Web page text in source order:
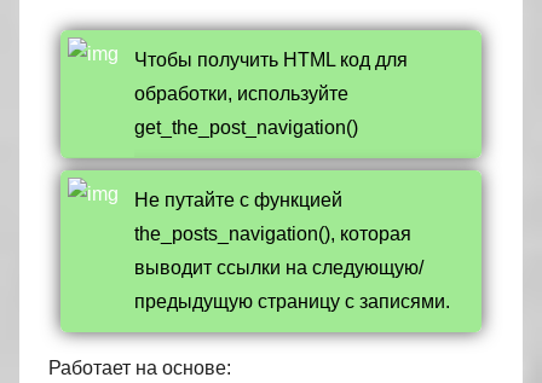
Чтобы получить HTML код для
обработки, используйте
get_the_post_navigation()
Не путайте с функцией
the_posts_navigation(), которая
выводит ссылки на следующую/
предыдущую страницу с записями.
Работает на основе: